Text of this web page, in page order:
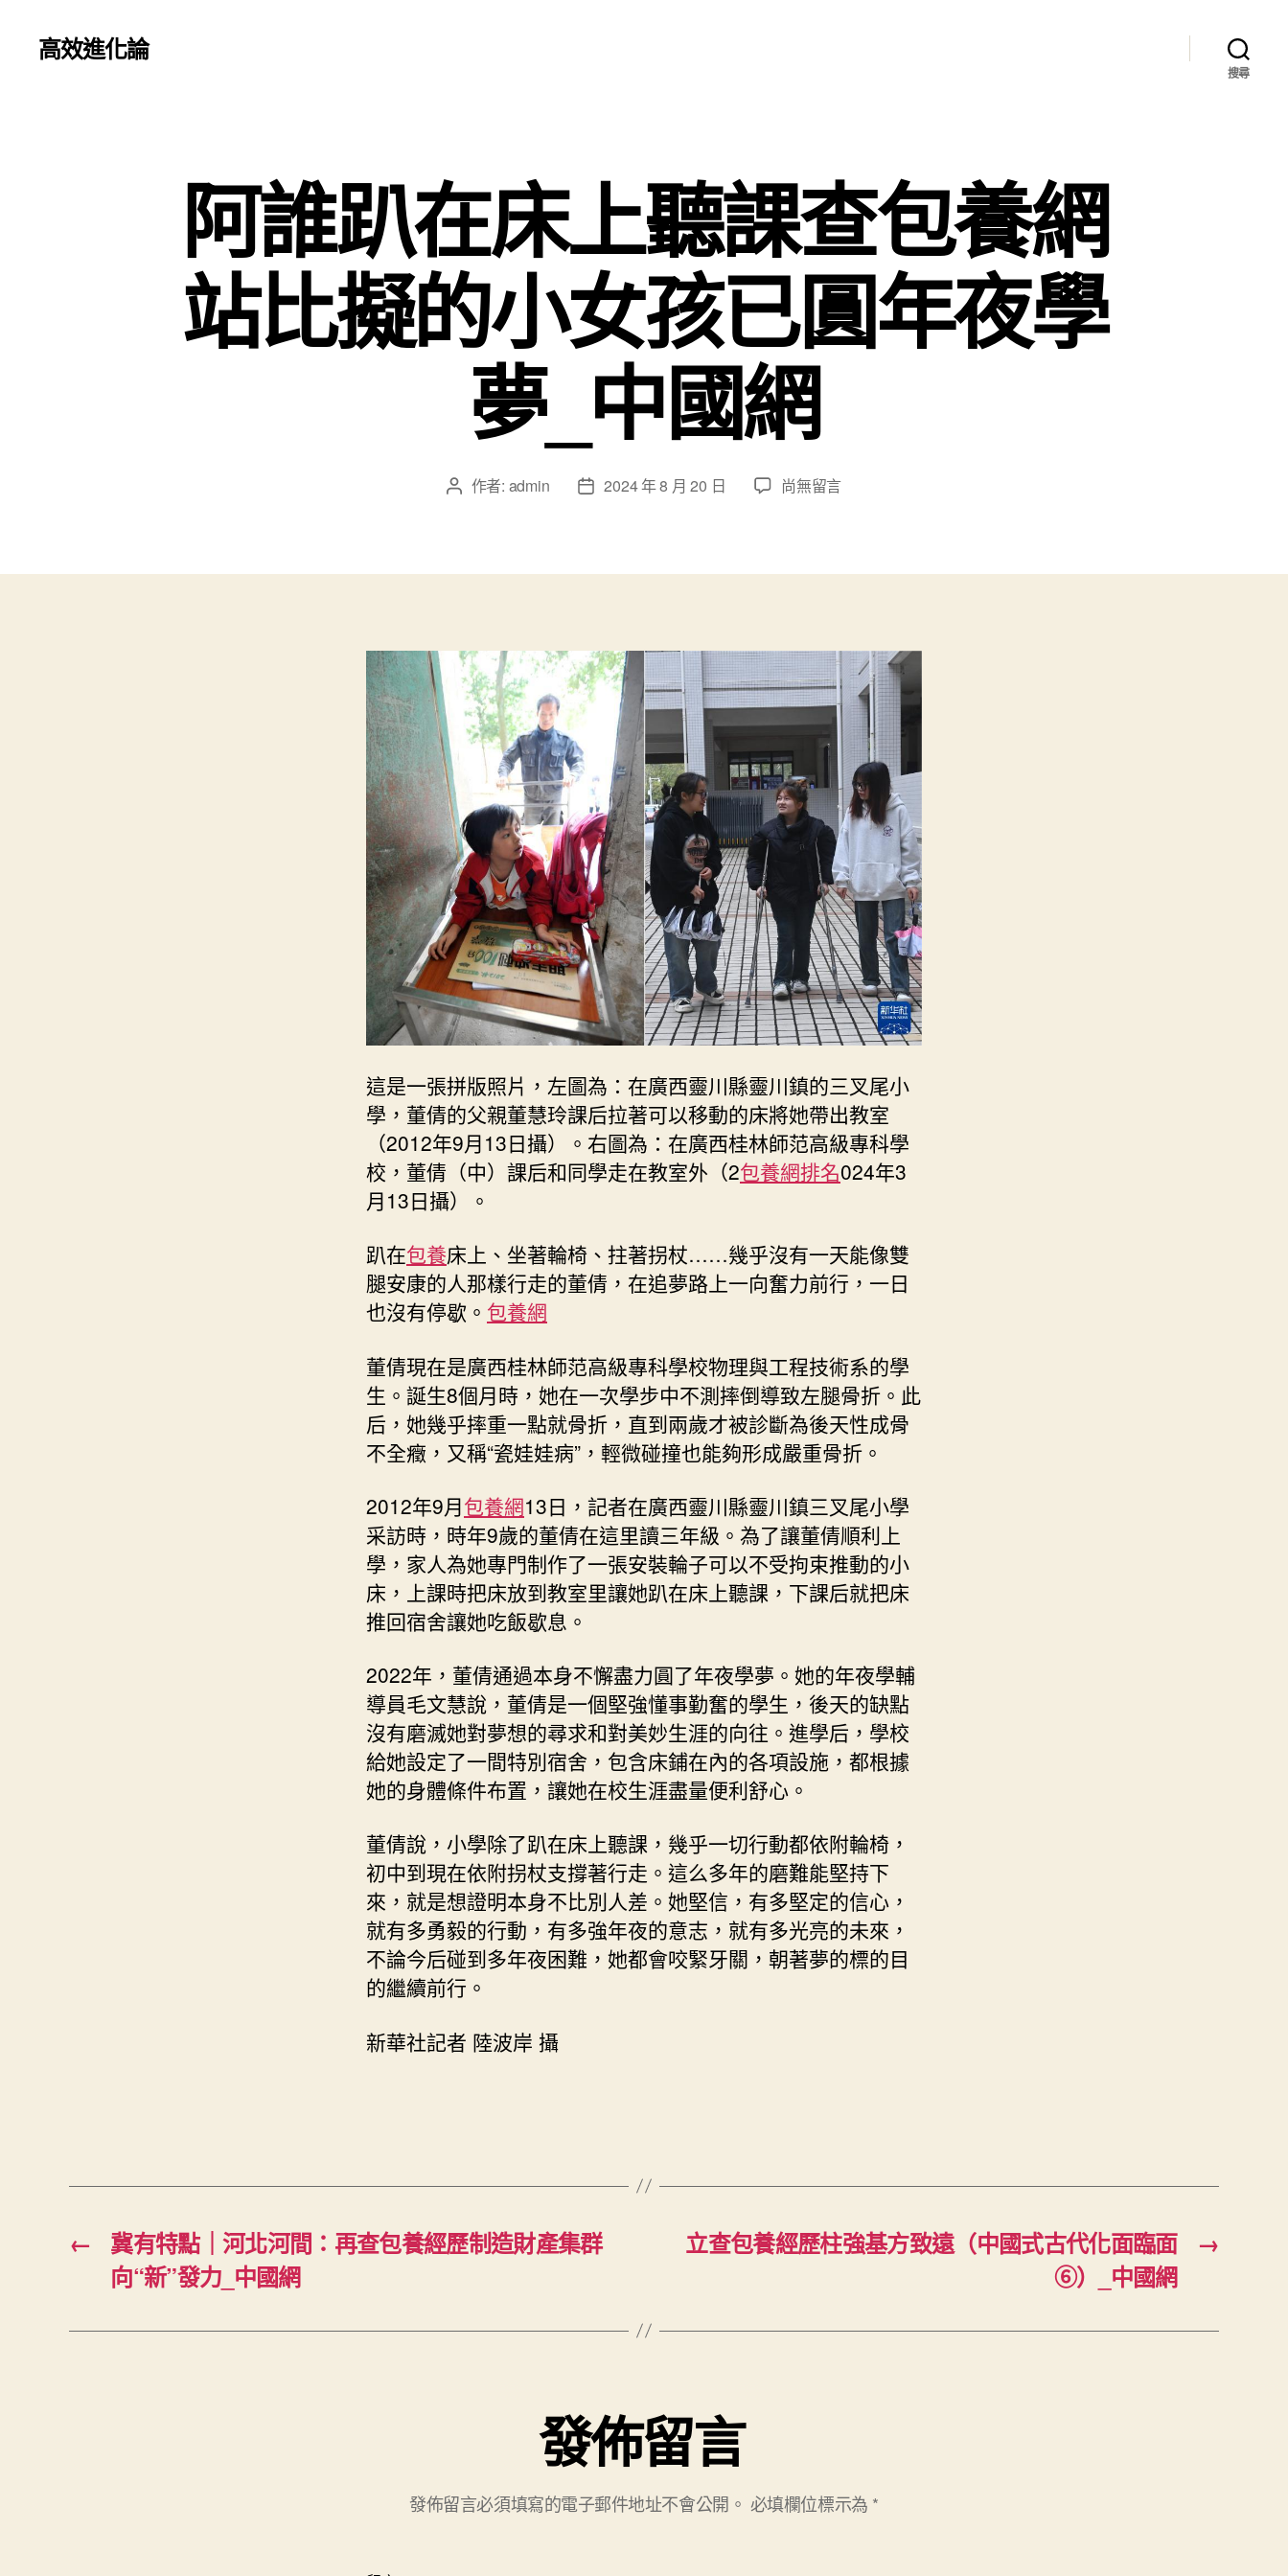
高效進化論
搜尋
阿誰趴在床上聽課查包養網
站比擬的小女孩已圓年夜學
夢_中國網
文 作者: admin
文
日
2024 年 8 月 20 日
在
在
聽
課
查
包
網
站
比
擬
孩
已
圓
年
夜
學
_
中
國
網〉
中
尚無留言
這是一張拼版照片，左圖為：在廣西靈川縣靈川鎮的三叉尾小
學，董倩的父親董慧玲課后拉著可以移動的床將她帶出教室
（2012年9月13日攝）。右圖為：在廣西桂林師范高級專科學
校，董倩（中）課后和同學走在教室外（2包養網排名024年3
月13日攝）。
趴在包養床上、坐著輪椅、拄著拐杖……幾乎沒有一天能像雙
腿安康的人那樣行走的董倩，在追夢路上一向奮力前行，一日
也沒有停歇。 包養網
董倩現在是廣西桂林師范高級專科學校物理與工程技術系的學
生。誕生8個月時，她在一次學步中不測摔倒導致左腿骨折。此
后，她幾乎摔重一點就骨折，直到兩歲才被診斷為後天性成骨
不全癥，又稱“瓷娃娃病”，輕微碰撞也能夠形成嚴重骨折。
2012年9月包養網13日，記者在廣西靈川縣靈川鎮三叉尾小學
采訪時，時年9歲的董倩在這里讀三年級。為了讓董倩順利上
學，家人為她專門制作了一張安裝輪子可以不受拘束推動的小
床，上課時把床放到教室里讓她趴在床上聽課，下課后就把床
推回宿舍讓她吃飯歇息。
2022年，董倩通過本身不懈盡力圓了年夜學夢。她的年夜學輔
導員毛文慧說，董倩是一個堅強懂事勤奮的學生，後天的缺點
沒有磨滅她對夢想的尋求和對美妙生涯的向往。進學后，學校
給她設定了一間特別宿舍，包含床鋪在內的各項設施，都根據
她的身體條件布置，讓她在校生涯盡量便利舒心。
董倩說，小學除了趴在床上聽課，幾乎一切行動都依附輪椅，
初中到現在依附拐杖支撐著行走。這么多年的磨難能堅持下
來，就是想證明本身不比別人差。她堅信，有多堅定的信心，
就有多勇毅的行動，有多強年夜的意志，就有多光亮的未來，
不論今后碰到多年夜困難，她都會咬緊牙關，朝著夢的標的目
的繼續前行。
新華社記者 陸波岸 攝
←
冀有特點｜河北河間：再查包養經歷制造財產集群
向“新”發力_中國網
→
立查包養經歷柱強基方致遠（中國式古代化面臨面
⑥）_中國網
發佈留言
發佈留言必須填寫的電子郵件地址不會公開。 必填欄位標示為 *